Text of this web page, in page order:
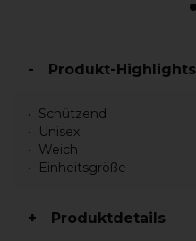
Produkt-Highlights
Schützend
Unisex
Weich
Einheitsgröße
Produktdetails